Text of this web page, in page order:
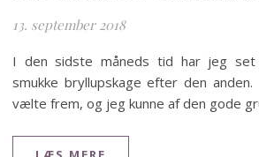
13. september 2018
I den sidste måneds tid har jeg
smukke bryllupskage efter den
vælte frem, og jeg kunne af den gode